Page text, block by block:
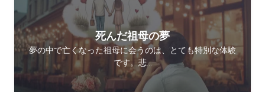
死んだ祖母の夢
夢の中で亡くなった祖母に会うのは、とても特別な体験
です。悲…